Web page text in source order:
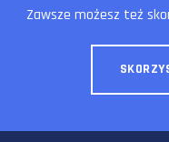
Zawsze możesz też